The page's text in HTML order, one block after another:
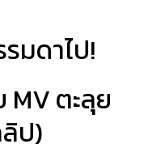
มดาไป!
MV ตะลุย
ป)